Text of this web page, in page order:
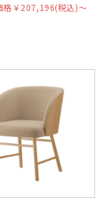
格￥207,196(税込)〜